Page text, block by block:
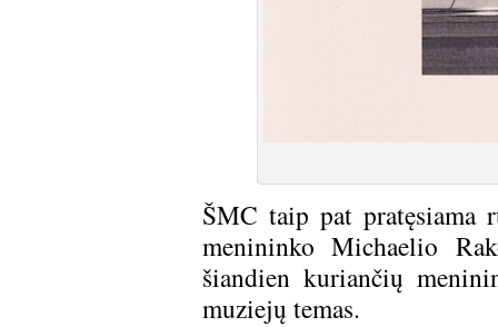
ŠMC taip pat pratęsiama
menininko Michaelio
šiandien kuriančių
muziejų temas.